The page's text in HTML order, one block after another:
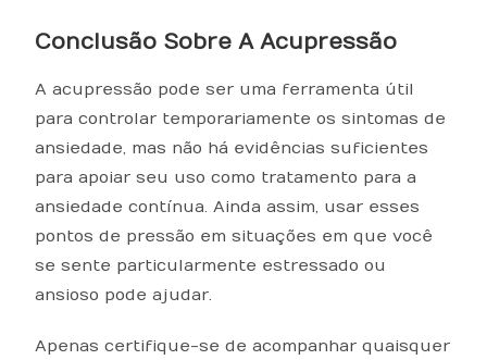
Conclusão Sobre A Acupressão
A acupressão pode ser uma ferramenta útil
para controlar temporariamente os sintomas de
ansiedade, mas não há evidências suficientes
para apoiar seu uso como tratamento para a
ansiedade contínua. Ainda assim, usar esses
pontos de pressão em situações em que você
se sente particularmente estressado ou
ansioso pode ajudar.
Apenas certifique-se de acompanhar quaisquer